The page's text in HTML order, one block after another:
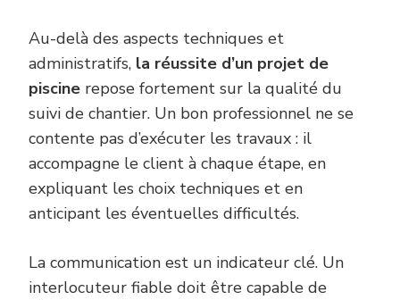
Au-delà des aspects techniques et
administratifs, la réussite d’un projet de
piscine repose fortement sur la qualité du
suivi de chantier. Un bon professionnel ne se
contente pas d’exécuter les travaux : il
accompagne le client à chaque étape, en
expliquant les choix techniques et en
anticipant les éventuelles difficultés.
La communication est un indicateur clé. Un
interlocuteur fiable doit être capable de